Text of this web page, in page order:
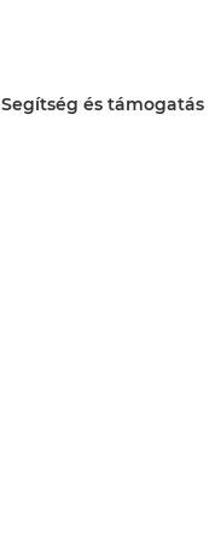
Segítség és támogatás